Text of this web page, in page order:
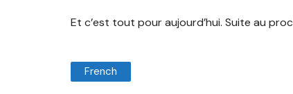
Et c’est tout pour aujourd’hui. Suite au
French